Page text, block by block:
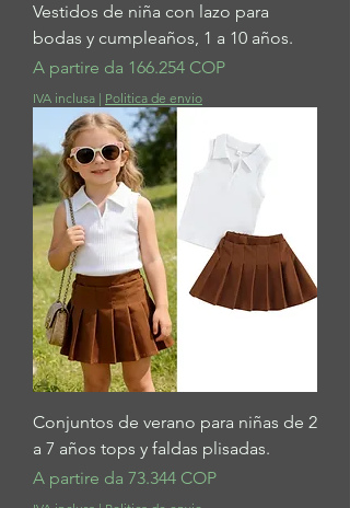
Vestidos de niña con lazo para
bodas y cumpleaños, 1 a 10 años.
A partire da 166.254 COP
Prezzo scontato
IVA inclusa | Politica de envio
Conjuntos de verano para niñas de 2
a 7 años tops y faldas plisadas.
A partire da 73.344 COP
Prezzo scontato